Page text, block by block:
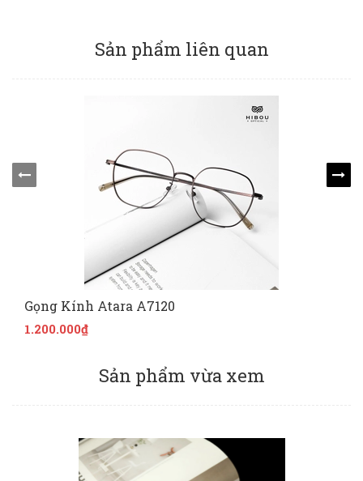
Sản phẩm liên quan
Gọng Kính Atara A7120
1.200.000₫
Sản phẩm vừa xem